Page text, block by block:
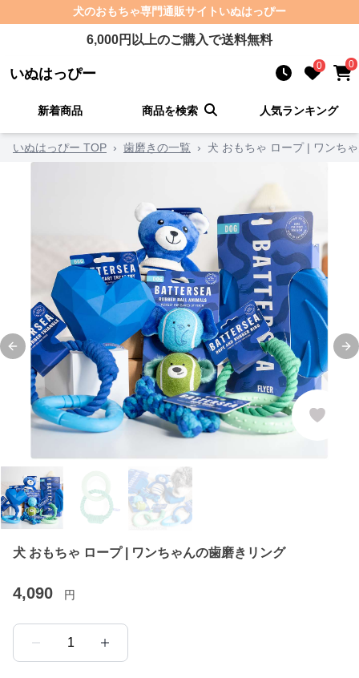
犬のおもちゃ専門通販サイト いぬはっぴー
6,000円以上のご購入で送料無料
いぬはっぴー 0 0
新着商品 商品を検索 人気ランキング
いぬはっぴー TOP › 歯磨きの一覧 › 犬 おもちゃ ロープ | ワンち
Previous slide
犬 おもちゃ ロープ | ワンちゃんの歯磨きリング
4,090 円
1